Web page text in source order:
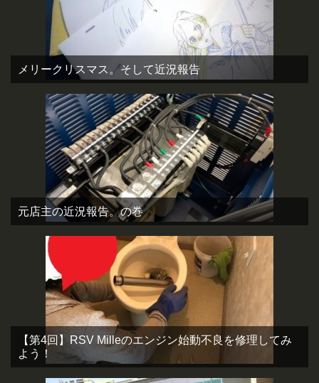
メリークリスマス。そして近況報告
元店主の近況報告。の巻
【第4回】RSV Milleのエンジン始動不良を修理してみ
よう！